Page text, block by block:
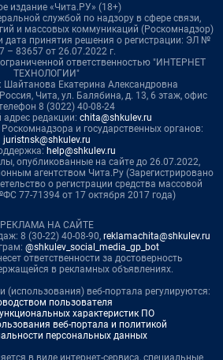
издание «Чита.РУ» (18+)
службой по надзору в сфере связи,
и массовых коммуникаций (Роскомнадзор)
дата принятия решения о регистрации: ЭЛ №
– 83657 от 26.07.2022 г.
ответственностью "ИНТЕРНЕТ
ТЕХНОЛОГИИ"
Шайтанова Екатерина Александровна
Чита, ул. Балябина, д. 13, 6 этаж, офис
8 (3022) 40-08-24
редакции: chita@shkulev.ru
и государственных органов:
juristnsk@shkulev.ru
help@shkulev.ru
опубликованные на сайте до 26.07.2022,
агентством Чита.Ру (Зарегистрировано
о регистрации средства массовой
77-71394 от 17 октября 2017 года)
РЕКЛАМА НА САЙТЕ
8 (30-22) 40-08-90, reklamachita@shkulev.ru
@shkulev_social_media_gp_bot
ответственности за достоверность
в рекламных объявлениях.
(использования) веб-портала регулируются:
пользователя
характеристик ПО
веб-портала и политикой
персональных данных
в виде интернет-сервиса, специальные